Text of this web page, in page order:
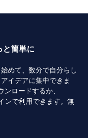
と簡単に
めて、数分で自分らし
イデアに集中できま
ロードするか、
ンで利用できます。無